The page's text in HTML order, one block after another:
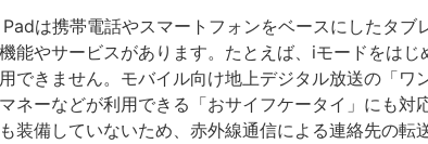
は携帯電話やスマートフォンをベースにしたタブ
能やサービスがあります。たとえば、iモードをはじ
できません。モバイル向け地上デジタル放送の「ワ
ネーなどが利用できる「おサイフケータイ」にも対
装備していないため、赤外線通信による連絡先の転